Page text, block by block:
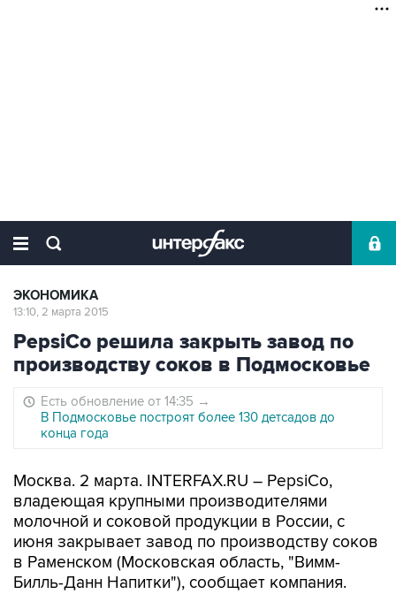
ЭКОНОМИКА
13:10, 2 марта 2015
PepsiCo решила закрыть завод по
производству соков в Подмосковье
Есть обновление от 14:35 →
В Подмосковье построят более 130 детсадов до
конца года
Москва. 2 марта. INTERFAX.RU – PepsiCo,
владеющая крупными производителями
молочной и соковой продукции в России, с
июня закрывает завод по производству соков
в Раменском (Московская область, "Вимм-
Билль-Данн Напитки"), сообщает компания.